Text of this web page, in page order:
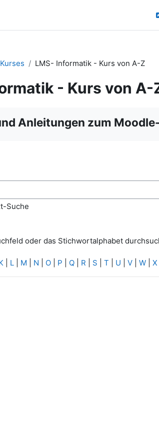
LMS- Informatik - Kurs von A-Z
- Kurs von A-
Anleitungen zum
oder das Stichwortalphabet
Suche
oder das Stichwortalphabet
L M N O P Q R S T U V W X